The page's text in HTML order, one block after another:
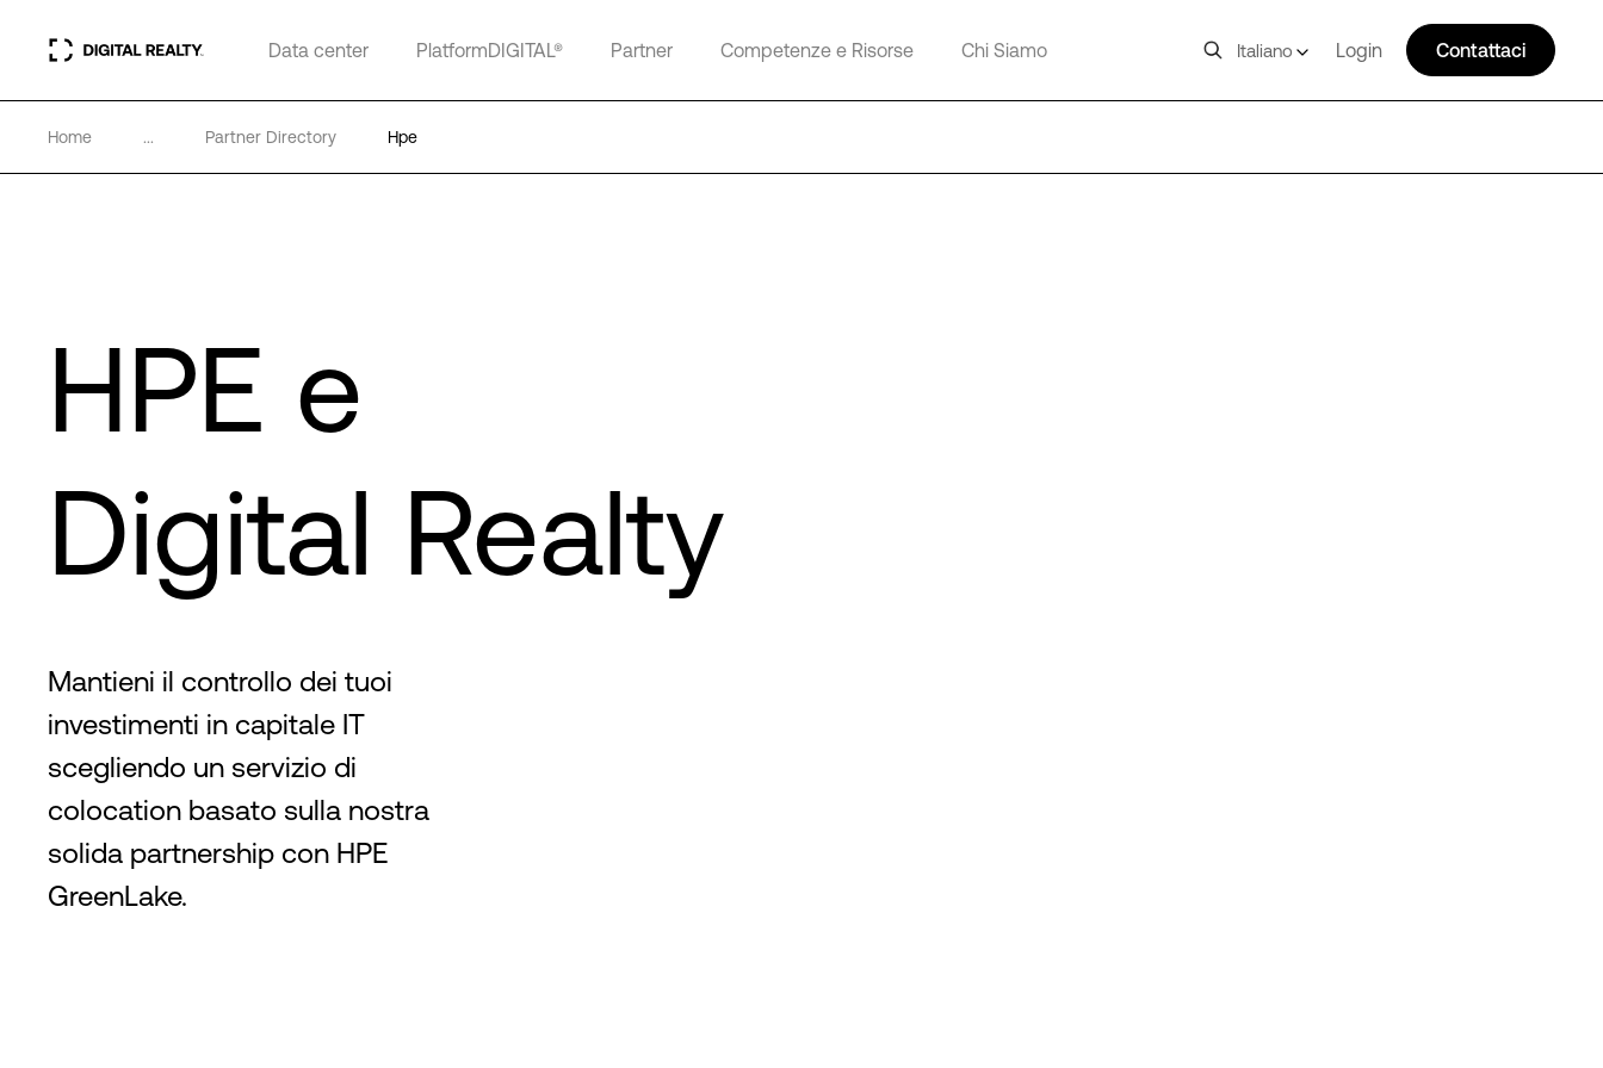
Data center PlatformDIGITAL® Partner Competenze e Risorse Chi Siamo Italiano Login Contattaci
Home ... Partner Directory Hpe
HPE e
Digital Realty
Mantieni il controllo dei tuoi
investimenti in capitale IT
scegliendo un servizio di
colocation basato sulla nostra
solida partnership con HPE
GreenLake.